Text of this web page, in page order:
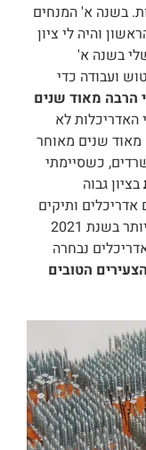
בשנה א' המנחים
והיה לי ציון
שלי בשנה א'
ועבודה כדי
הרבה מאוד שנים
האדריכלות לא
מאוד שנים מאוחר
כשסיימתי
בציון גבוה
ותיקים
ומוכרים שלא עברו את הבחינה ומאוחר יותר בשנת 2021
נבחרה
הצעירים הטובים